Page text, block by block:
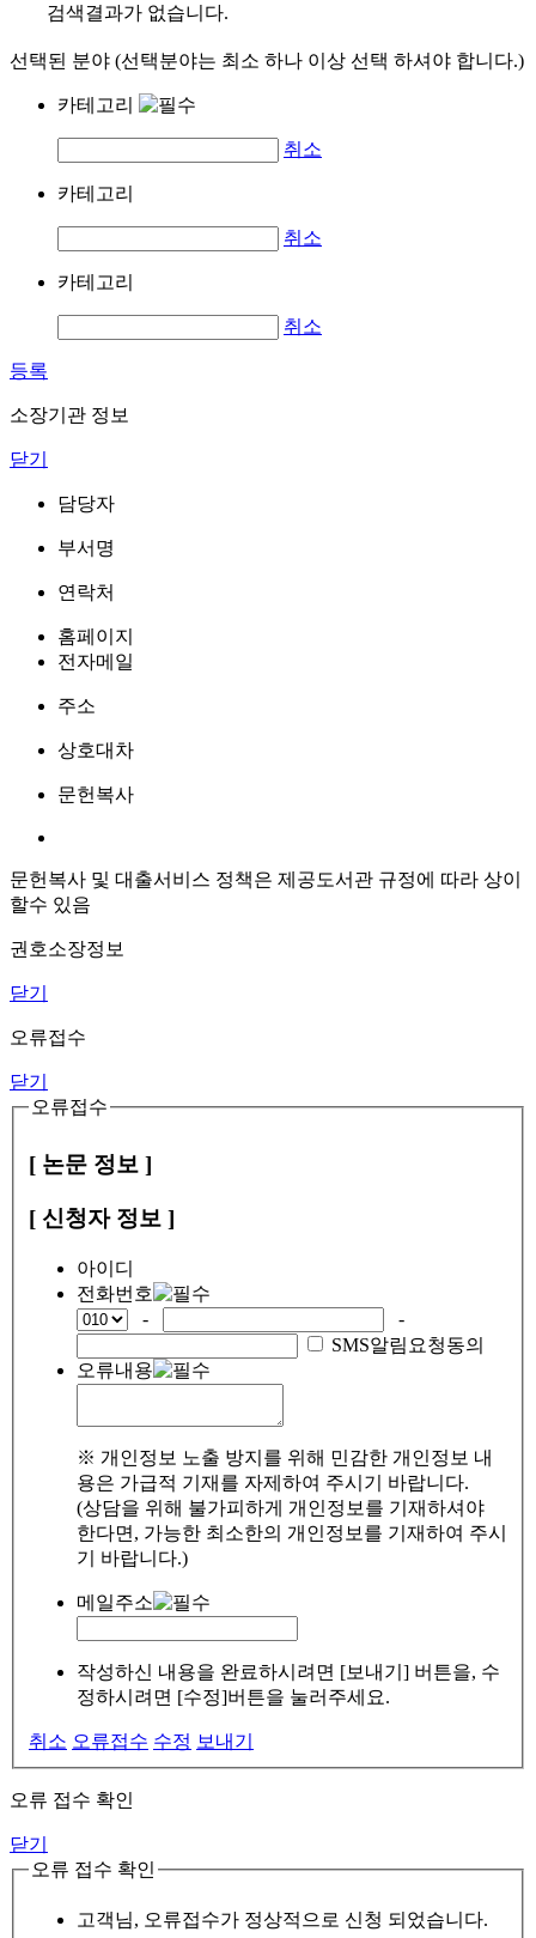
검색결과가 없습니다.
선택된 분야 (선택분야는 최소 하나 이상 선택 하셔야 합니다.)
카테고리
취소
카테고리
취소
카테고리
취소
등록
소장기관 정보
닫기
담당자
부서명
연락처
홈페이지
전자메일
주소
상호대차
문헌복사
문헌복사 및 대출서비스 정책은 제공도서관 규정에 따라 상이
할수 있음
권호소장정보
닫기
오류접수
닫기
오류접수
[ 논문 정보 ]
[ 신청자 정보 ]
아이디
전화번호
-
-
SMS알림요청동의
오류내용
※ 개인정보 노출 방지를 위해 민감한 개인정보 내
용은 가급적 기재를 자제하여 주시기 바랍니다.
(상담을 위해 불가피하게 개인정보를 기재하셔야
한다면, 가능한 최소한의 개인정보를 기재하여 주시
기 바랍니다.)
메일주소
작성하신 내용을 완료하시려면 [보내기] 버튼을, 수
정하시려면 [수정]버튼을 눌러주세요.
취소 오류접수 수정 보내기
오류 접수 확인
닫기
오류 접수 확인
고객님, 오류접수가 정상적으로 신청 되었습니다.